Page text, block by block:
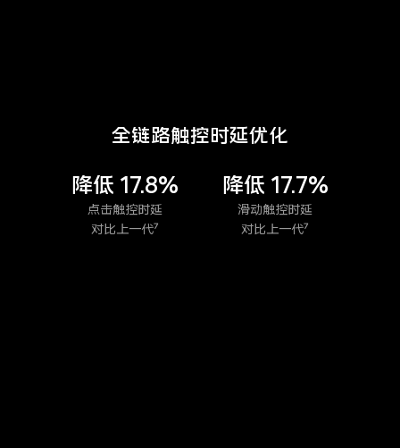
全链路触控时延优化
降低 17.8%
点击触控时延
对比上一代⁷
降低 17.7%
滑动触控时延
对比上一代⁷